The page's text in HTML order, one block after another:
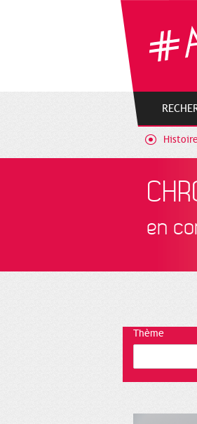
en
Thème
Gestion de vos préférences sur les